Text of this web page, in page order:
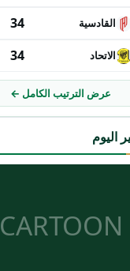
القادسية 34
الاتحاد 34
عرض الترتيب الكامل ←
اليوم
CARTOON